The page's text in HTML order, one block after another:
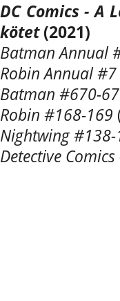
DC Comics - A
kötet(2021)
Batman Annual
Robin Annual #7
Batman #670-
Robin #168-169
Nightwing #138-
Detective